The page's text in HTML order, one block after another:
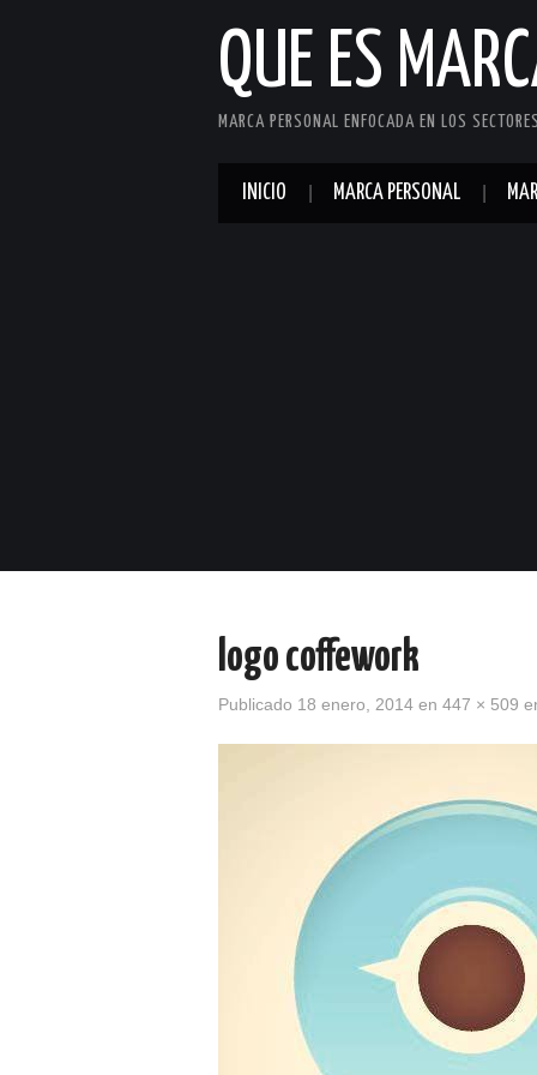
QUE ES
MARCA PERSONAL ENFOCADA EN LOS
INICIO MARCA PERSONAL
logo coffework
Publicado 18 enero, 2014 en 447 × 509